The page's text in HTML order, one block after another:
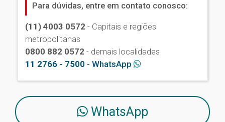
Para dúvidas, entre em contato conosco:
(11) 4003 0572 - Capitais e regiões
metropolitanas
0800 882 0572 - demais localidades
11 2766 - 7500 - WhatsApp
WhatsApp